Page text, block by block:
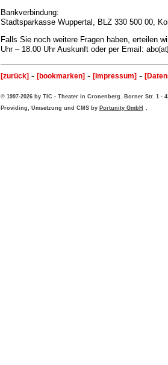
Bankverbindung:
Stadtsparkasse Wuppertal, BLZ 330 500 00,
Falls Sie noch weitere Fragen haben, erteilen
Uhr – 18.00 Uhr Auskunft oder per Email: abo
[zurück] - [bookmarken] - [Impressum] -
© 1997-2026 by TIC - Theater in Cronenberg. Borner Str. 1
Providing, Umsetzung und CMS by Portunity GmbH .